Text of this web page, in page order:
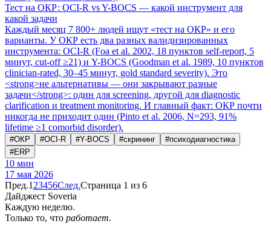
Тест на ОКР: OCI-R vs Y-BOCS — какой инструмент для
какой задачи
Каждый месяц 7 800+ людей ищут «тест на ОКР» и его
варианты. У ОКР есть два разных валидизированных
инструмента: OCI-R (Foa et al. 2002, 18 пунктов self-report, 5
минут, cut-off ≥21) и Y-BOCS (Goodman et al. 1989, 10 пунктов
clinician-rated, 30–45 минут, gold standard severity). Это
<strong>не альтернативы — они закрывают разные
задачи</strong>: один для screening, другой для diagnostic
clarification и treatment monitoring. И главный факт: ОКР почти
никогда не приходит один (Pinto et al. 2006, N=293, 91%
lifetime ≥1 comorbid disorder).
#ОКР #OCI-R #Y-BOCS #скрининг #психодиагностика
#ERP
10 мин
17 мая 2026
Пред.1 23456След.Страница 1 из 6
Дайджест Soveria
Каждую неделю.
Только то, что работает.